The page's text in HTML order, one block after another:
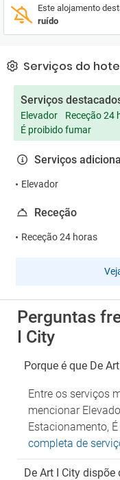
Este alojamento
ruído
Serviços do
Serviços
Elevador Receção 24
É proibido fumar
Serviços
Elevador
Receção
Receção 24 horas
Perguntas
I City
Porque é que De
Entre os serviços
mencionar
Estacionamento,
completa de
De Art I City